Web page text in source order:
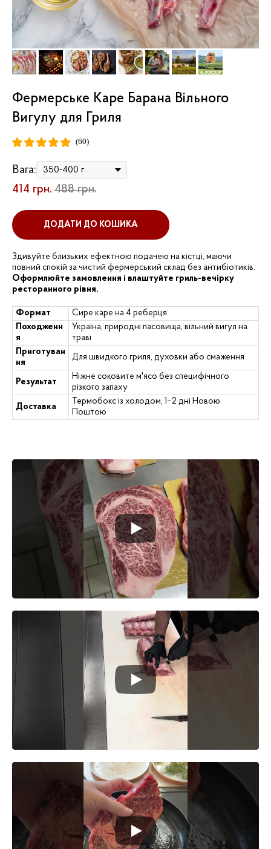
Фермерське Каре Барана Вільного
Вигулу для Гриля
(60)
Вага:
414 грн. 488 грн.
ДОДАТИ ДО КОШИКА
Здивуйте близьких ефектною подачею на кістці, маючи
повний спокій за чистий фермерський склад без антибіотиків.
Оформлюйте замовлення і влаштуйте гриль-вечірку
ресторанного рівня.
Формат
Сире каре на 4 реберця
Походженн
я
Україна, природні пасовища, вільний вигул на
траві
Приготуван
ня
Для швидкого гриля, духовки або смаження
Результат
Ніжне соковите м'ясо без специфічного
різкого запаху
Доставка
Термобокс із холодом, 1–2 дні Новою
Поштою